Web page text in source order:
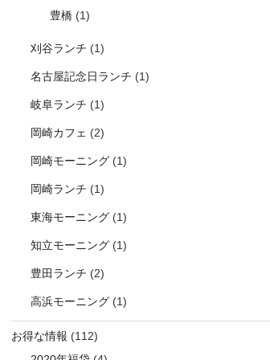
豊橋(1)
刈谷ランチ (1)
名古屋記念日ランチ (1)
岐阜ランチ (1)
岡崎カフェ (2)
岡崎モーニング(1)
岡崎ランチ (1)
東海モーニング(1)
知立モーニング(1)
豊田ランチ (2)
高浜モーニング(1)
お得な情報 (112)